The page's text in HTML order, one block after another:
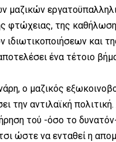
μαζικών
φτώχειας, της
και
ένα τέτοιο
ο μαζικός
την αντιλαϊκή
τού -όσο το
ώστε να ενταθεί η